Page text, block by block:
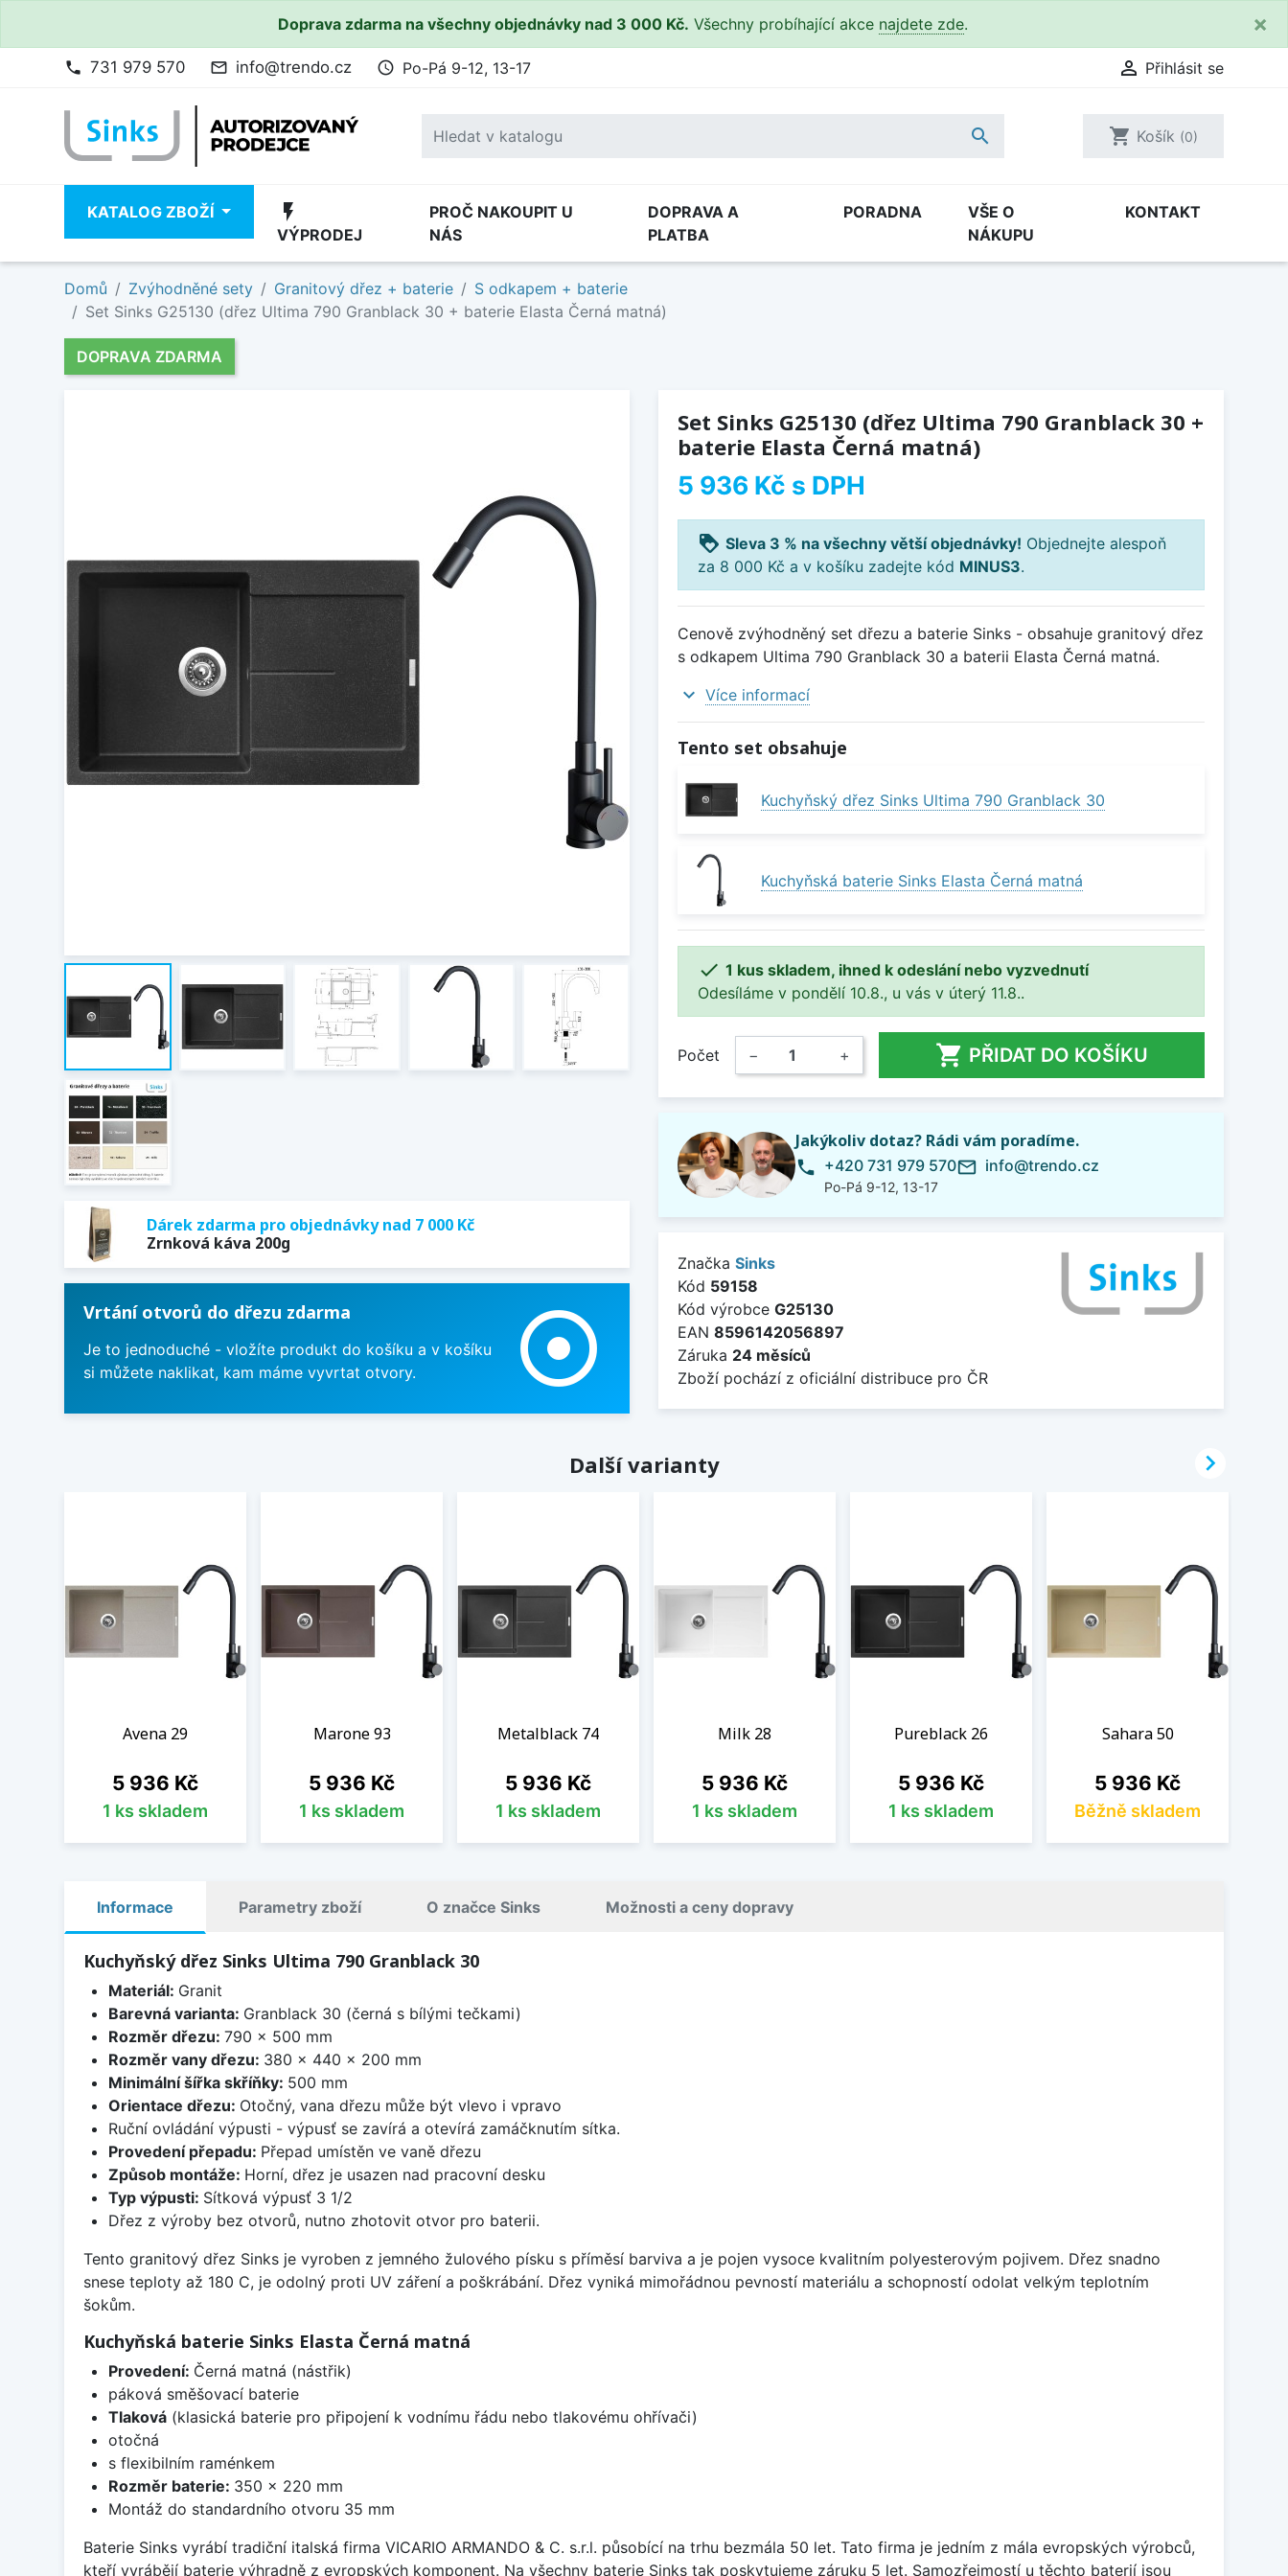
Doprava zdarma na všechny objednávky nad 3 000 Kč. Všechny probíhající akce najdete zde. ×
phone 731 979 570 mail_outline info@trendo.cz access_time Po-Pá 9-12, 13-17  Přihlásit se
 shopping_cart Košík (0)
KATALOG ZBOŽÍ flash_on
VÝPRODEJ
PROČ NAKOUPIT U
NÁS
DOPRAVA A
PLATBA
PORADNA
VŠE O
NÁKUPU
KONTAKT
Domů Zvýhodněné sety Granitový dřez + baterie
S odkapem + baterie
Set Sinks G25130 (dřez Ultima 790 Granblack 30 + baterie Elasta Černá matná)
DOPRAVA ZDARMA
Dárek zdarma pro objednávky nad 7 000 Kč
Zrnková káva 200g
Vrtání otvorů do dřezu zdarma
Je to jednoduché - vložíte produkt do košíku a v košíku
si můžete naklikat, kam máme vyvrtat otvory.
adjust
Set Sinks G25130 (dřez Ultima 790 Granblack 30 +
baterie Elasta Černá matná)
5 936 Kč s DPH
loyalty Sleva 3 % na všechny větší objednávky! Objednejte alespoň
za 8 000 Kč a v košíku zadejte kód MINUS3.
Cenově zvýhodněný set dřezu a baterie Sinks - obsahuje granitový dřez
s odkapem Ultima 790 Granblack 30 a baterii Elasta Černá matná.
expand_more Více informací
Tento set obsahuje
Kuchyňský dřez Sinks Ultima 790 Granblack 30
Kuchyňská baterie Sinks Elasta Černá matná
 1 kus skladem, ihned k odeslání nebo vyzvednutí
Odesíláme v pondělí 10.8., u vás v úterý 11.8..
Počet − +  PŘIDAT DO KOŠÍKU
Jakýkoliv dotaz? Rádi vám poradíme.
phone +420 731 979 570
Po-Pá 9-12, 13-17
mail_outline info@trendo.cz
Značka Sinks
Kód 59158
Kód výrobce G25130
EAN 8596142056897
Záruka 24 měsíců
Zboží pochází z oficiální distribuce pro ČR
Další varianty
Avena 29
Cena
5 936 Kč
1 ks skladem
Marone 93
Cena
5 936 Kč
1 ks skladem
Metalblack 74
Cena
5 936 Kč
1 ks skladem
Milk 28
Cena
5 936 Kč
1 ks skladem
Pureblack 26
Cena
5 936 Kč
1 ks skladem
Sahara 50
Cena
5 936 Kč
Běžně skladem

Informace Parametry zboží O značce Sinks Možnosti a ceny dopravy
Kuchyňský dřez Sinks Ultima 790 Granblack 30
Materiál: Granit
Barevná varianta: Granblack 30 (černá s bílými tečkami)
Rozměr dřezu: 790 x 500 mm
Rozměr vany dřezu: 380 x 440 x 200 mm
Minimální šířka skříňky: 500 mm
Orientace dřezu: Otočný, vana dřezu může být vlevo i vpravo
Ruční ovládání výpusti - výpusť se zavírá a otevírá zamáčknutím sítka.
Provedení přepadu: Přepad umístěn ve vaně dřezu
Způsob montáže: Horní, dřez je usazen nad pracovní desku
Typ výpusti: Sítková výpusť 3 1/2
Dřez z výroby bez otvorů, nutno zhotovit otvor pro baterii.
Tento granitový dřez Sinks je vyroben z jemného žulového písku s příměsí barviva a je pojen vysoce kvalitním polyesterovým pojivem. Dřez snadno
snese teploty až 180 C, je odolný proti UV záření a poškrábání. Dřez vyniká mimořádnou pevností materiálu a schopností odolat velkým teplotním
šokům.
Kuchyňská baterie Sinks Elasta Černá matná
Provedení: Černá matná (nástřik)
páková směšovací baterie
Tlaková(klasická baterie pro připojení k vodnímu řádu nebo tlakovému ohřívači)
otočná
s flexibilním raménkem
Rozměr baterie: 350 x 220 mm
Montáž do standardního otvoru 35 mm
Baterie Sinks vyrábí tradiční italská firma VICARIO ARMANDO & C. s.r.l. působící na trhu bezmála 50 let. Tato firma je jedním z mála evropských výrobců,
kteří vyrábějí baterie výhradně z evropských komponent. Na všechny baterie Sinks tak poskytujeme záruku 5 let. Samozřejmostí u těchto baterií jsou